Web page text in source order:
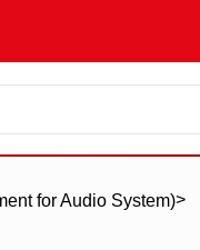
for Audio System)>